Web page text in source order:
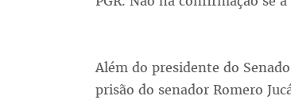
Além do presidente do
prisão do senador Romero